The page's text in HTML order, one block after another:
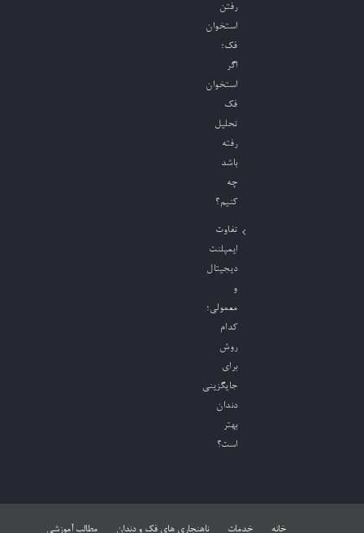
رفتن
استخوان
فک؛
اگر
استخوان
فک
تحلیل
رفته
باشد
چه
کنیم؟
تفاوت
ایمپلنت
دیجیتال
و
معمولی؛
کدام
روش
برای
جایگزینی
دندان
بهتر
است؟
خانه خدمات ناهنجاری های فک و دندان مطالب آموزشی